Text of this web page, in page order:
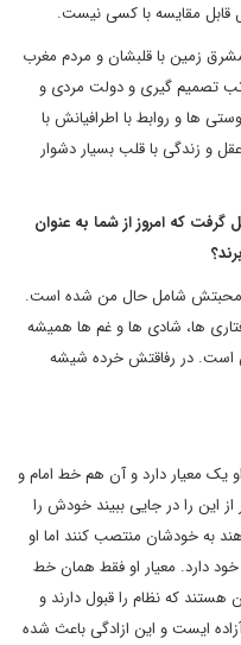
مقایسه با کسی نیست.
زمین با قلبشان و مردم مغرب
تصمیم گیری و دولت مردی و
ها و روابط با اطرافیانش با
و زندگی با قلب بسیار دشوار
که امروز از شما به عنوان
محبتش شامل حال من شده است.
ها، شادی ها و غم ها همیشه
است. در رفاقتش خرده شیشه
یک معیار دارد و آن هم خط امام و
این را در جایی ببیند خودش را
به خودشان منتصب کنند اما او
دارد. معیار او فقط همان خط
که نظام را قبول دارند و
ایست و این ازادگی باعث شده